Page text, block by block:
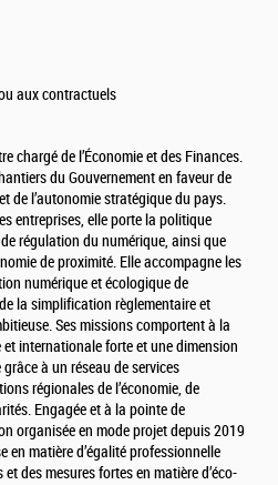
aux contractuels
chargé de l’Économie et des Finances.
du Gouvernement en faveur de
de l’autonomie stratégique du pays.
entreprises, elle porte la politique
régulation du numérique, ainsi que
de proximité. Elle accompagne les
numérique et écologique de
la simplification règlementaire et
Ses missions comportent à la
internationale forte et une dimension
à un réseau de services
régionales de l’économie, de
Engagée et à la pointe de
organisée en mode projet depuis 2019
en matière d’égalité professionnelle
des mesures fortes en matière d’éco-